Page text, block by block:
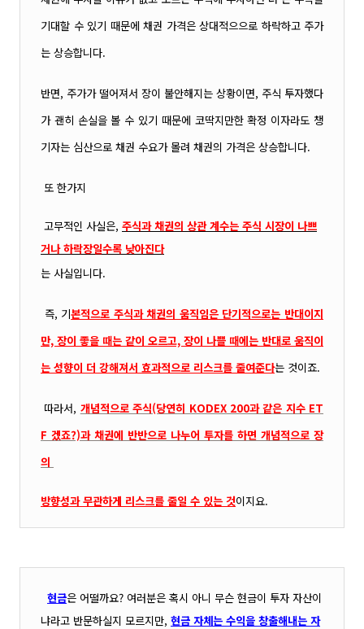
기대할 수 있기 때문에 채권 가격은 상대적으으로 하락하고 주가
는 상승합니다.
반면, 주가가 떨어져서 장이 불안해지는 상황이면, 주식 투자했다
가 괜히 손실을 볼 수 있기 때문에 코딱지만한 확정 이자라도 챙
기자는 심산으로 채권 수요가 몰려 채권의 가격은 상승합니다.
또 한가지
고무적인 사실은, 주식과 채권의 상관 계수는 주식 시장이 나쁘
거나 하락장일수록 낮아진다
는 사실입니다.
즉, 기본적으로 주식과 채권의 움직임은 단기적으로는 반대이지
만, 장이 좋을 때는 같이 오르고, 장이 나쁠 때에는 반대로 움직이
는 성향이 더 강해져서 효과적으로 리스크를 줄여준다는 것이죠.
따라서, 개념적으로 주식(당연히 KODEX 200과 같은 지수 ET
F 겠죠?)과 채권에 반반으로 나누어 투자를 하면 개념적으로 장
의
방향성과 무관하게 리스크를 줄일 수 있는 것이지요.
현금은 어떨까요? 여러분은 혹시 아니 무슨 현금이 투자 자산이
냐라고 반문하실지 모르지만, 현금 자체는 수익을 창출해내는 자